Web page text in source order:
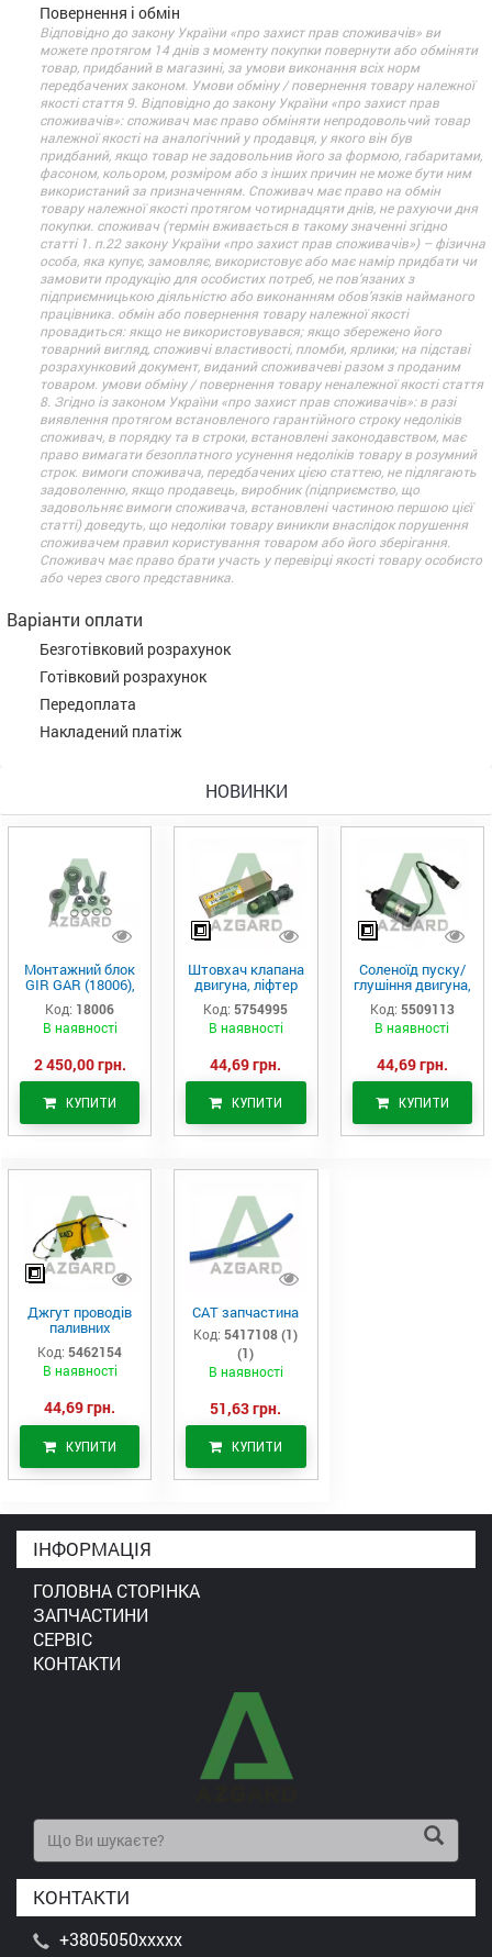
Повернення і обмін
Відповідно до закону України «про захист прав споживачів» ви
можете протягом 14 днів з моменту покупки повернути або обміняти
товар, придбаний в магазині, за умови виконання всіх норм
передбачених законом. Умови обміну / повернення товару належної
якості стаття 9. Відповідно до закону України «про захист прав
споживачів»: споживач має право обміняти непродовольчий товар
належної якості на аналогічний у продавця, у якого він був
придбаний, якщо товар не задовольнив його за формою, габаритами,
фасоном, кольором, розміром або з інших причин не може бути ним
використаний за призначенням. Споживач має право на обмін
товару належної якості протягом чотирнадцяти днів, не рахуючи дня
покупки. споживач (термін вживається в такому значенні згідно
статті 1. п.22 закону України «про захист прав споживачів») – фізична
особа, яка купує, замовляє, використовує або має намір придбати чи
замовити продукцію для особистих потреб, не пов’язаних з
підприємницькою діяльністю або виконанням обов’язків найманого
працівника. обмін або повернення товару належної якості
провадиться: якщо не використовувався; якщо збережено його
товарний вигляд, споживчі властивості, пломби, ярлики; на підставі
розрахунковий документ, виданий споживачеві разом з проданим
товаром. умови обміну / повернення товару неналежної якості стаття
8. Згідно із законом України «про захист прав споживачів»: в разі
виявлення протягом встановленого гарантійного строку недоліків
споживач, в порядку та в строки, встановлені законодавством, має
право вимагати безоплатного усунення недоліків товару в розумний
строк. вимоги споживача, передбачених цією статтею, не підлягають
задоволенню, якщо продавець, виробник (підприємство, що
задовольняє вимоги споживача, встановлені частиною першою цієї
статті) доведуть, що недоліки товару виникли внаслідок порушення
споживачем правил користування товаром або його зберігання.
Споживач має право брати участь у перевірці якості товару особисто
або через свого представника.
Варіанти оплати
Безготівковий розрахунок
Готівковий розрахунок
Передоплата
Накладений платіж
НОВИНКИ
Монтажний блок
GIR GAR (18006),
Аналог
Код: 18006
В наявності
2 450,00 грн.
КУПИТИ
Штовхач клапана
двигуна, ліфтер
(575-4995)
Код: 5754995
В наявності
44,69 грн.
КУПИТИ
Соленоїд пуску/
глушіння двигуна,
актуатор (550-
9113)
Код: 5509113
В наявності
44,69 грн.
КУПИТИ
Джгут проводів
паливних
форсунок CAT
C7/C9 (546-2154)
Код: 5462154
В наявності
44,69 грн.
КУПИТИ
САТ запчастина
Код: 5417108 (1)
(1)
В наявності
51,63 грн.
КУПИТИ
ІНФОРМАЦІЯ
ГОЛОВНА СТОРІНКА
ЗАПЧАСТИНИ
СЕРВІС
КОНТАКТИ
КОНТАКТИ
+3805050xxxxx